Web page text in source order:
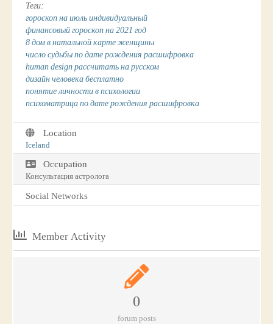
Теги:
гороскоп на июль индивидуальный
финансовый гороскоп на 2021 год
8 дом в натальной карте женщины
число судьбы по дате рождения расшифровка
human design рассчитать на русском
дизайн человека бесплатно
понятие личности в психологии
психоматрица по дате рождения расшифровка
Location
Iceland
Occupation
Консультация астролога
Social Networks
Member Activity
0
forum posts